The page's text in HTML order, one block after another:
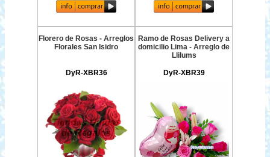
Florero de Rosas - Arreglos
Florales San Isidro
DyR-XBR36
Ramo de Rosas Delivery a
domicilio Lima - Arreglo de
Llilums
DyR-XBR39